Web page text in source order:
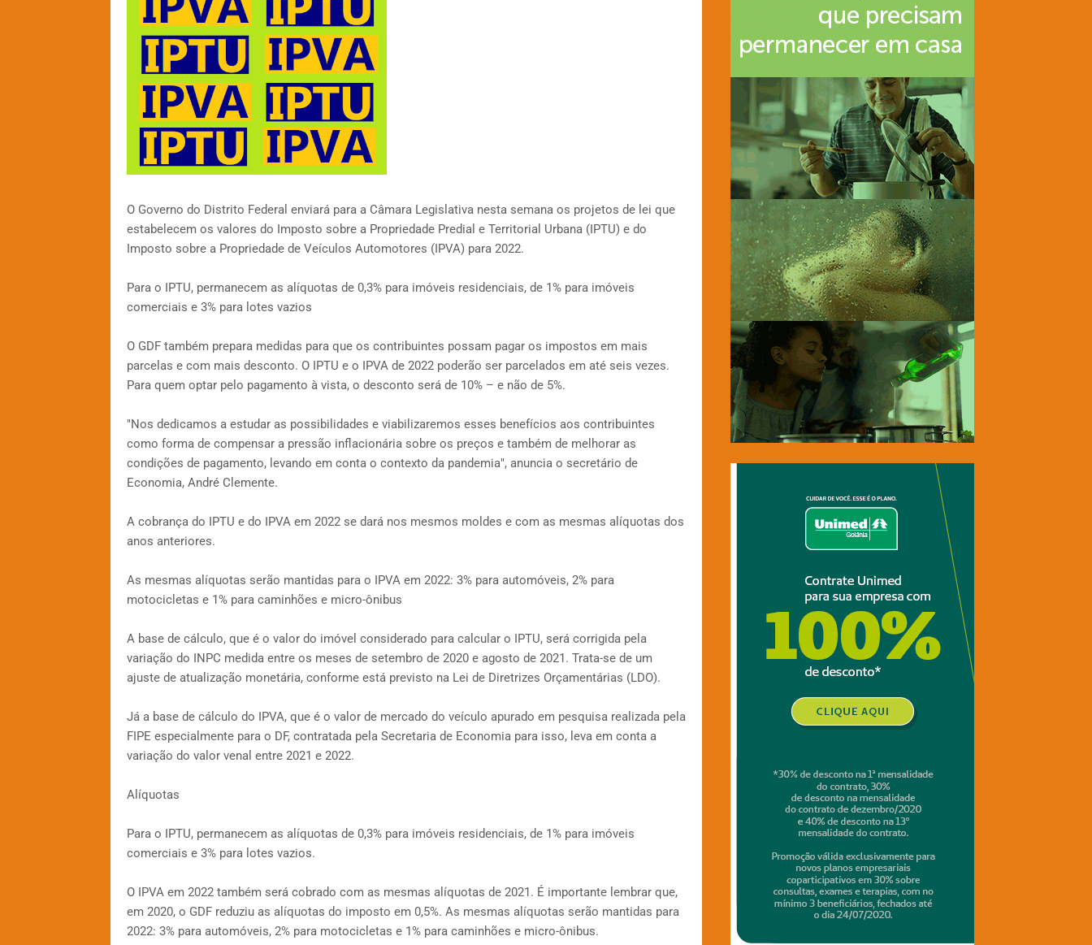
O Governo do Distrito Federal enviará para a Câmara Legislativa nesta semana os projetos de lei que
estabelecem os valores do Imposto sobre a Propriedade Predial e Territorial Urbana (IPTU) e do
Imposto sobre a Propriedade de Veículos Automotores (IPVA) para 2022.
Para o IPTU, permanecem as alíquotas de 0,3% para imóveis residenciais, de 1% para imóveis
comerciais e 3% para lotes vazios
O GDF também prepara medidas para que os contribuintes possam pagar os impostos em mais
parcelas e com mais desconto. O IPTU e o IPVA de 2022 poderão ser parcelados em até seis vezes.
Para quem optar pelo pagamento à vista, o desconto será de 10% – e não de 5%.
"Nos dedicamos a estudar as possibilidades e viabilizaremos esses benefícios aos contribuintes
como forma de compensar a pressão inflacionária sobre os preços e também de melhorar as
condições de pagamento, levando em conta o contexto da pandemia", anuncia o secretário de
Economia, André Clemente.
A cobrança do IPTU e do IPVA em 2022 se dará nos mesmos moldes e com as mesmas alíquotas dos
anos anteriores.
As mesmas alíquotas serão mantidas para o IPVA em 2022: 3% para automóveis, 2% para
motocicletas e 1% para caminhões e micro-ônibus
A base de cálculo, que é o valor do imóvel considerado para calcular o IPTU, será corrigida pela
variação do INPC medida entre os meses de setembro de 2020 e agosto de 2021. Trata-se de um
ajuste de atualização monetária, conforme está previsto na Lei de Diretrizes Orçamentárias (LDO).
Já a base de cálculo do IPVA, que é o valor de mercado do veículo apurado em pesquisa realizada pela
FIPE especialmente para o DF, contratada pela Secretaria de Economia para isso, leva em conta a
variação do valor venal entre 2021 e 2022.
Alíquotas
Para o IPTU, permanecem as alíquotas de 0,3% para imóveis residenciais, de 1% para imóveis
comerciais e 3% para lotes vazios.
O IPVA em 2022 também será cobrado com as mesmas alíquotas de 2021. É importante lembrar que,
em 2020, o GDF reduziu as alíquotas do imposto em 0,5%. As mesmas alíquotas serão mantidas para
2022: 3% para automóveis, 2% para motocicletas e 1% para caminhões e micro-ônibus.